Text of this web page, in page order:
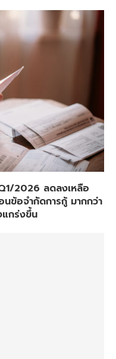
2026 ลดลงเหลือ
ข้อจำกัดการกู้ มากกว่า
แกร่งขึ้น